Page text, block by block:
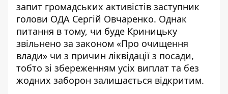
запит громадських активістів заступник
голови ОДА Сергій Овчаренко. Однак
питання в тому, чи буде Криницьку
звільнено за законом «Про очищення
влади» чи з причин ліквідації з посади,
тобто зі збереженням усіх виплат та без
жодних заборон залишається відкритим.